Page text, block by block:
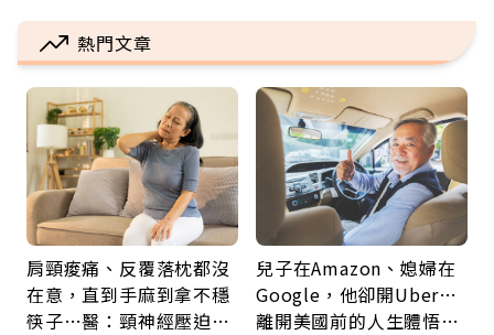
熱門文章
肩頸痠痛、反覆落枕都沒
在意，直到手麻到拿不穩
筷子…醫：頸神經壓迫上
兒子在Amazon、媳婦在
Google，他卻開Uber…
離開美國前的人生體悟：